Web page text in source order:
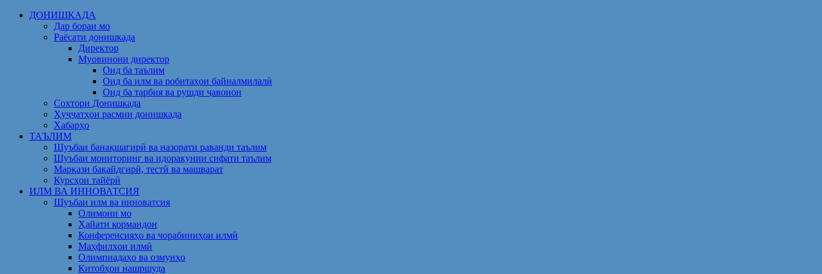
Skip
ДОНИШКАДА
Дар бораи мо
Раёсати донишкада
Директор
Муовинони директор
Оид ба таълим
Оид ба илм ва робитаҳои байналмилалӣ
Оид ба тарбия ва рушди ҷавонон
Сохтори Донишкада
Ҳуҷҷатҳои расмии донишкада
Хабарҳо
ТАЪЛИМ
Шуъбаи банақшагирӣ ва назорати раванди таълим
Шуъбаи мониторинг ва идоракунии сифати таълим
Маркази бақайдгирӣ, тестӣ ва машварат
Курсҳои тайёрӣ
ИЛМ ВА ИННОВАТСИЯ
Шуъбаи илм ва инноватсия
Олимони мо
Ҳайати кормандон
Конференсияҳо ва чорабиниҳои илмӣ
Маҳфилҳои илмӣ
Олимпиадаҳо ва озмунҳо
Китобҳои нашршуда